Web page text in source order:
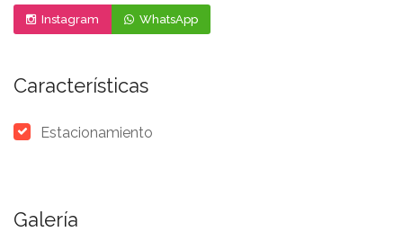
Instagram WhatsApp
Características
Estacionamiento
Galería